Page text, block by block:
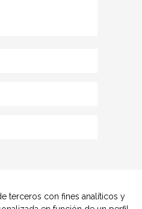
terceros con fines analíticos y